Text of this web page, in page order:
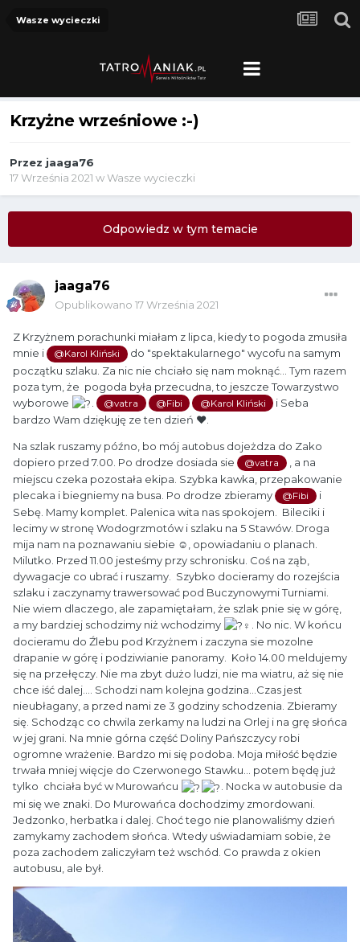
Wasze wycieczki
Krzyżne wrześniowe :-)
Przez jaaga76
17 Września 2021 wWasze wycieczki
Odpowiedz w tym temacie
jaaga76
Opublikowano 17 Września 2021
Z Krzyżnem porachunki miałam z lipca, kiedy to pogoda zmusiła
mnie i
@Karol Kliński
do "spektakularnego" wycofu na samym
początku szlaku. Za nic nie chciało się nam moknąć... Tym razem
poza tym, że pogoda była przecudna, to jeszcze Towarzystwo
wyborowe
@vatra @Fibi @Karol Kliński
i Seba
bardzo Wam dziękuję ze ten dzień ❤.
Na szlak ruszamy późno, bo mój autobus dojeżdza do Zako
dopiero przed 7.00. Po drodze dosiada sie
@vatra
, a na
miejscu czeka pozostała ekipa. Szybka kawka, przepakowanie
plecaka i biegniemy na busa. Po drodze zbieramy
@Fibi
i
Sebę. Mamy komplet. Palenica wita nas spokojem. Bileciki i
lecimy w stronę Wodogrzmotów i szlaku na 5 Stawów. Droga
mija nam na poznawaniu siebie ☺, opowiadaniu o planach.
Milutko. Przed 11.00 jesteśmy przy schronisku. Coś na ząb,
dywagacje co ubrać i ruszamy. Szybko docieramy do rozejścia
szlaku i zaczynamy trawersować pod Buczynowymi Turniami.
Nie wiem dlaczego, ale zapamiętałam, że szlak pnie się w górę,
a my bardziej schodzimy niż wchodzimy
. No nic. W końcu
docieramu do Źlebu pod Krzyżnem i zaczyna sie mozolne
drapanie w górę i podziwianie panoramy. Koło 14.00 meldujemy
się na przełęczy. Nie ma zbyt dużo ludzi, nie ma wiatru, aż się nie
chce iść dalej.... Schodzi nam kolejna godzina...Czas jest
nieubłagany, a przed nami ze 3 godziny schodzenia. Zbieramy
się. Schodząc co chwila zerkamy na ludzi na Orlej i na grę słońca
w jej grani. Na mnie górna część Doliny Pańszczycy robi
ogromne wrażenie. Bardzo mi się podoba. Moja miłość będzie
trwała mniej więcje do Czerwonego Stawku... potem będę już
tylko chciała być w Murowańcu
. Nocka w autobusie da
mi się we znaki. Do Murowańca dochodzimy zmordowani.
Jedzonko, herbatka i dalej. Choć tego nie planowaliśmy dzień
zamykamy zachodem słońca. Wtedy uświadamiam sobie, że
poza zachodem zaliczyłam też wschód. Co prawda z okien
autobusu, ale był.